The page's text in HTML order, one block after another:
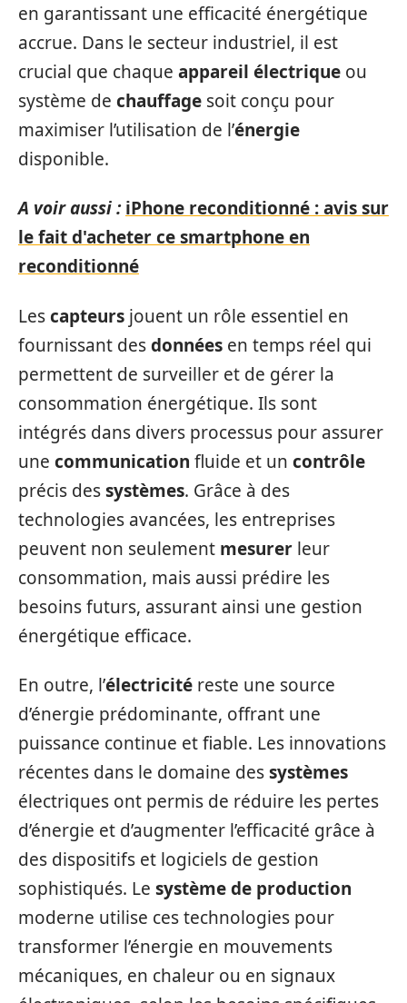
en garantissant une efficacité énergétique
accrue. Dans le secteur industriel, il est
crucial que chaque appareil électrique ou
système de chauffage soit conçu pour
maximiser l’utilisation de l’énergie
disponible.
A voir aussi : iPhone reconditionné : avis sur
le fait d'acheter ce smartphone en
reconditionné
Lescapteurs jouent un rôle essentiel en
fournissant desdonnées en temps réel qui
permettent de surveiller et de gérer la
consommation énergétique. Ils sont
intégrés dans divers processus pour assurer
une communication fluide et un contrôle
précis dessystèmes. Grâce à des
technologies avancées, les entreprises
peuvent non seulement mesurer leur
consommation, mais aussi prédire les
besoins futurs, assurant ainsi une gestion
énergétique efficace.
En outre, l’électricité reste une source
d’énergie prédominante, offrant une
puissance continue et fiable. Les innovations
récentes dans le domaine dessystèmes
électriques ont permis de réduire les pertes
d’énergie et d’augmenter l’efficacité grâce à
des dispositifs et logiciels de gestion
sophistiqués. Le système de production
moderne utilise ces technologies pour
transformer l’énergie en mouvements
mécaniques, en chaleur ou en signaux